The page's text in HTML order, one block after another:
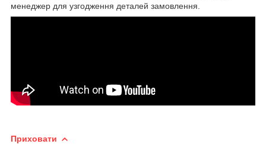
менеджер для узгодження деталей замовлення.
Приховати